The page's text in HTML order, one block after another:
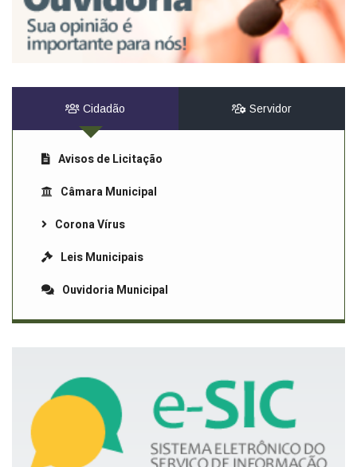
Cidadão Servidor
Avisos de Licitação
Câmara Municipal
Corona Vírus
Leis Municipais
Ouvidoria Municipal